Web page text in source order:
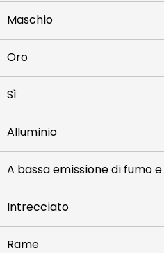
Maschio
Oro
Sì
Alluminio
A bassa emissione di fumo
Intrecciato
Rame